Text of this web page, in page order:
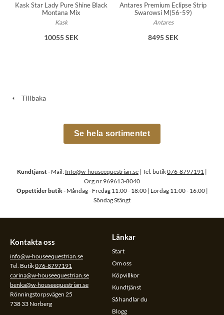
Kask Star Lady Pure Shine Black
Montana Mix
Kask
10055 SEK
Antares Premium Eclipse Strip
Swarowsi M(56-59)
Antares
8495 SEK
Tillbaka
Se hela sortimentet
Kundtjänst - Mail: Info@w-houseequestrian.se | Tel. butik076-8797191 |
Org.nr.969613-8040
Öppettider butik - Måndag - Fredag 11:00 - 18:00 | Lördag 11:00 - 16:00 |
Söndag Stängt
Kontakta oss
info@w-houseequestrian.se
Tel. Butik076-8797191
carina@w-houseequestrian.se
benka@w-houseequestrian.se
Rönningstorpsvägen 25
738 33 Norberg
Länkar
Start
Om oss
Köpvillkor
Kundtjänst
Så handlar du
Blogg